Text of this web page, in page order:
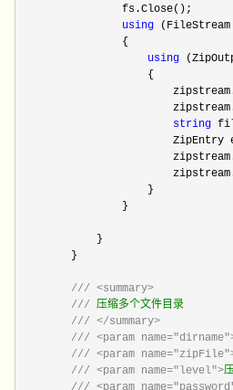
                fs.Close();
using
                {
using
                    {
string
ZipEntry
                    }
                }
            }
        }
/// <summary>
/// 压缩多个文件目录
/// </summary>
/// <param
/// <param
/// <param name="level">
/// <param